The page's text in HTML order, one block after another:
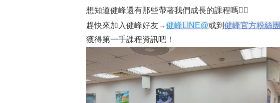
想知道健峰還有那些帶著我們成長的課程嗎💁‍♀️
趕快來加入健峰好友→健峰 LINE@或到 健峰官方粉絲團
獲得第一手課程資訊吧！